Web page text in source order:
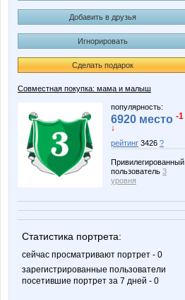
Добавить в друзья
Игнорировать
Сделать подарок
Совместная покупка: мама и малыш
популярность:
6920 место -1
↓
рейтинг 3426 ?
Привилегированный
пользователь 3
уровня
Статистика портрета:
сейчас просматривают портрет - 0
зарегистрированные пользователи
посетившие портрет за 7 дней - 0